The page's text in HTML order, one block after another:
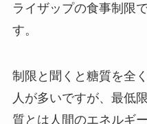
ライザップの食事制限
す。
制限と聞くと糖質を全
人が多いですが、最低
質とは人間のエネルギ